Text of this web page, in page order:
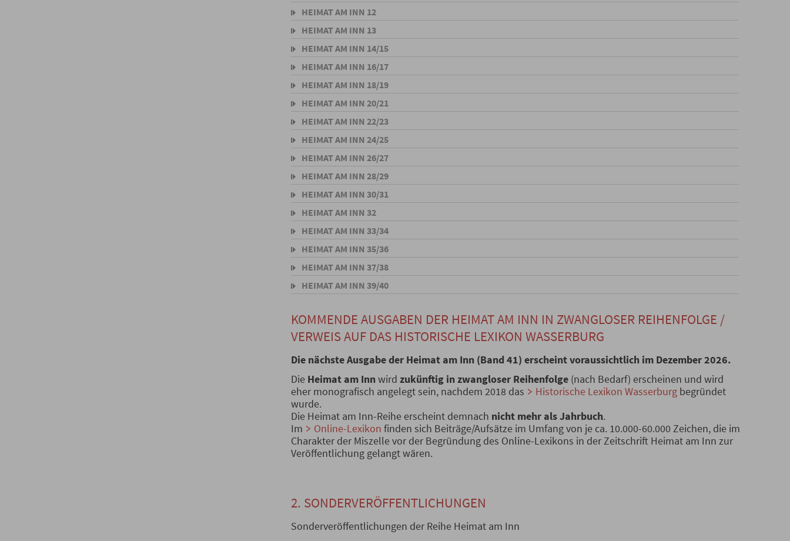
HEIMAT AM INN 12
HEIMAT AM INN 13
HEIMAT AM INN 14/15
HEIMAT AM INN 16/17
HEIMAT AM INN 18/19
HEIMAT AM INN 20/21
HEIMAT AM INN 22/23
HEIMAT AM INN 24/25
HEIMAT AM INN 26/27
HEIMAT AM INN 28/29
HEIMAT AM INN 30/31
HEIMAT AM INN 32
HEIMAT AM INN 33/34
HEIMAT AM INN 35/36
HEIMAT AM INN 37/38
HEIMAT AM INN 39/40
KOMMENDE AUSGABEN DER HEIMAT AM INN IN ZWANGLOSER REIHENFOLGE /
VERWEIS AUF DAS HISTORISCHE LEXIKON WASSERBURG
Die nächste Ausgabe der Heimat am Inn (Band 41) erscheint voraussichtlich im Dezember 2026.
Die Heimat am Innwird zukünftig in zwangloser Reihenfolge (nach Bedarf) erscheinen und wird
eher monografisch angelegt sein, nachdem 2018 das
Historische Lexikon Wasserburg begründet
wurde.
Die Heimat am Inn-Reihe erscheint demnach nicht mehr als Jahrbuch.
Im
Online-Lexikon finden sich Beiträge/Aufsätze im Umfang von je ca. 10.000-60.000 Zeichen, die im
Charakter der Miszelle vor der Begründung des Online-Lexikons in der Zeitschrift Heimat am Inn zur
Veröffentlichung gelangt wären.
2. SONDERVERÖFFENTLICHUNGEN
Sonderveröffentlichungen der Reihe Heimat am Inn